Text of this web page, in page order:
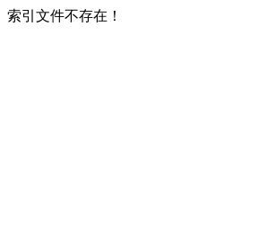
索引文件不存在！